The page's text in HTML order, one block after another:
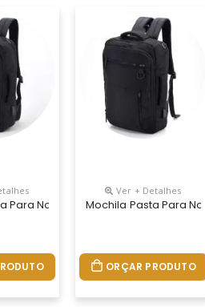
Para Notebook Personalizada
Ver + Detalhes
Mochila Pasta Para
ORÇAR PRODUTO